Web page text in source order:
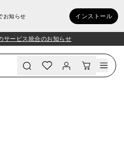
お知らせ インストール
サービス統合のお知らせ